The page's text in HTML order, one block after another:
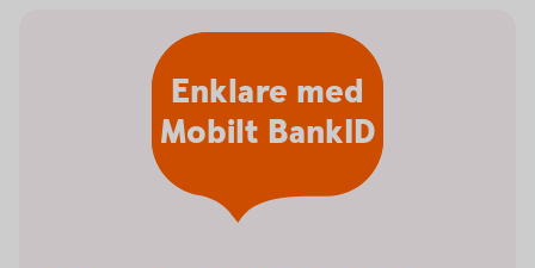
Enklare med
Mobilt BankID